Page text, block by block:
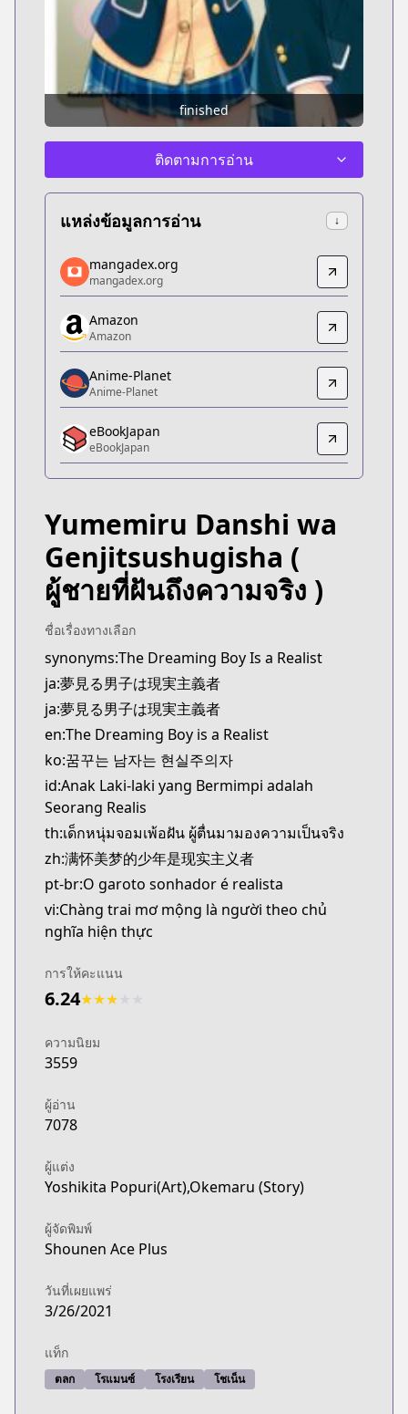
finished
ติดตามการอ่าน
แหล่งข้อมูลการอ่าน ↓
mangadex.org
mangadex.org
https://mangadex.org/title/94a48b9c-2a5b-4397-
Amazon
Amazon
https://www.amazon.co.jp/dp/B09VH5WQJP
Anime-Planet
Anime-Planet
https://www.anime-planet.com/manga/
eBookJapan
eBookJapan
Official Raw
Official Raw
https://comic-walker.com/contents/detail/
Kitsu
Kitsu
https://kitsu.app/manga/yumemiru-danshi-wa-
MangaUpdates
MangaUpdates
https://www.mangaupdates.com/
novelUpdates
novelUpdates
https://www.novelupdates.com/series/yume-
Book☆Walker
Book☆Walker
https://bookwalker.jp/series/319275/list
Web Ace
Web Ace
https://web-ace.jp/shonenace/contents/518/
ComicWalker
ComicWalker
mangadex.org
mangadex.org
Amazon
Amazon
Anime-Planet
Anime-Planet
eBookJapan
eBookJapan
Yumemiru Danshi wa
Genjitsushugisha (
ผู้ชายที่ฝันถึงความจริง )
ชื่อเรื่องทางเลือก
synonyms:The Dreaming Boy Is a Realist
ja:夢見る男子は現実主義者
ja:夢見る男子は現実主義者
en:The Dreaming Boy is a Realist
ko:꿈꾸는 남자는 현실주의자
id:Anak Laki-laki yang Bermimpi adalah
Seorang Realis
th:เด็กหนุ่มจอมเพ้อฝัน ผู้ตื่นมามองความเป็นจริง
zh:满怀美梦的少年是现实主义者
pt-br:O garoto sonhador é realista
vi:Chàng trai mơ mộng là người theo chủ
nghĩa hiện thực
การให้คะแนน
6.24★★★
ความนิยม
3559
ผู้อ่าน
7078
ผู้แต่ง
Yoshikita Popuri(Art),Okemaru (Story)
ผู้จัดพิมพ์
Shounen Ace Plus
วันที่เผยแพร่
3/26/2021
แท็ก
ตลก โรแมนซ์ โรงเรียน โชเน็น